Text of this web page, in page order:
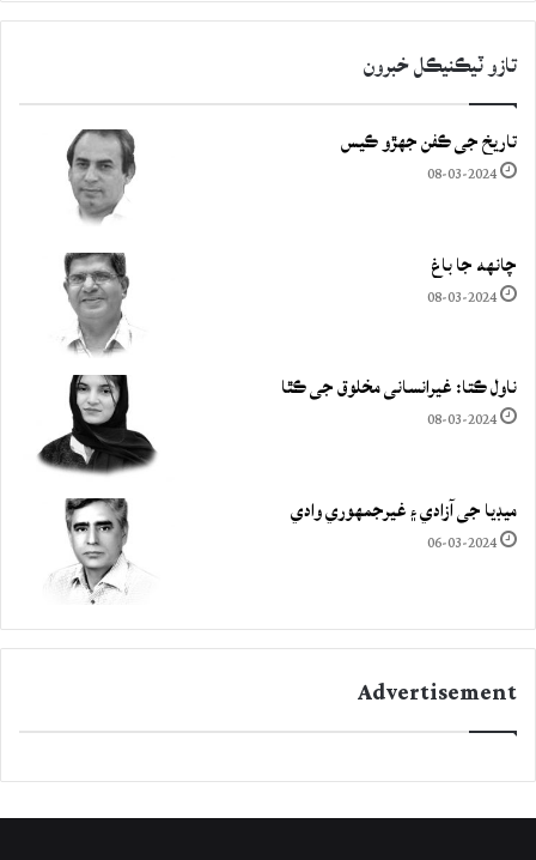
تازو ٽيڪنيڪل خبرون
تاريخ جي ڪفن جھڙو ڪيس
08-03-2024
چانهه جا باغ
08-03-2024
ناول ڪتا: غيرانساني مخلوق جي ڪٿا
08-03-2024
ميڊيا جي آزادي ۽ غيرجمھوري وادي
06-03-2024
Advertisement